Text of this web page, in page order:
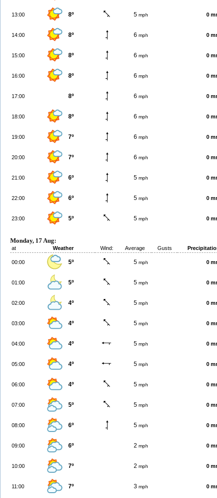
13:00 8º 5 mph 0
14:00 8º 6 mph 0
15:00 8º 6 mph 0
16:00 8º 6 mph 0
17:00 8º 6 mph 0
18:00 8º 6 mph 0
19:00 7º 6 mph 0
20:00 7º 6 mph 0
21:00 6º 5 mph 0
22:00 6º 5 mph 0
23:00 5º 5 mph 0
Monday, 17 Aug:
at Weather Wind: Average Gusts
00:00 5º 5 mph 0
01:00 5º 5 mph 0
02:00 4º 5 mph 0
03:00 4º 5 mph 0
04:00 4º 5 mph 0
05:00 4º 5 mph 0
06:00 4º 5 mph 0
07:00 5º 5 mph 0
08:00 6º 5 mph 0
09:00 6º 2 mph 0
10:00 7º 2 mph 0
11:00 7º 3 mph 0